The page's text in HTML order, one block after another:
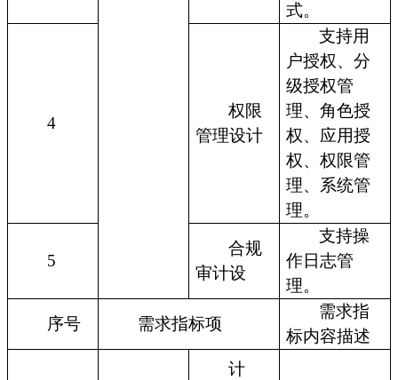
式。
4
权限
管理设计
支持用
户授权、分
级授权管
理、角色授
权、应用授
权、权限管
理、系统管
理。
5
合规
审计设
支持操
作日志管
理。
序号 需求指标项
需求指
标内容描述
计